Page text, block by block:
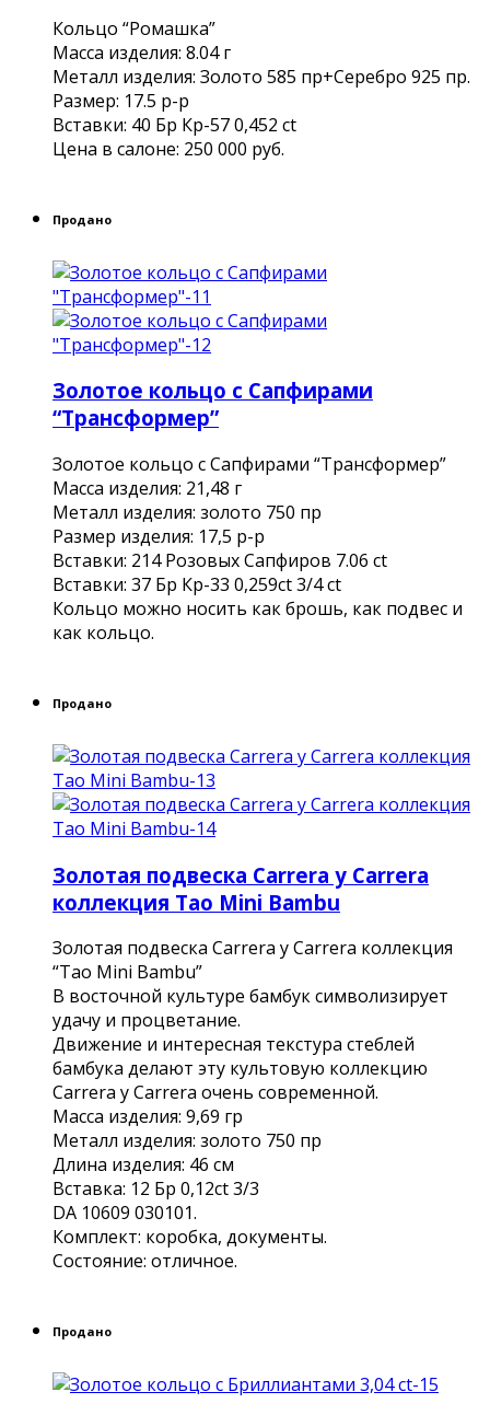
Кольцо “Ромашка”
Масса изделия: 8.04 г
Металл изделия: Золото 585 пр+Серебро 925 пр.
Размер: 17.5 р-р
Вставки: 40 Бр Кр-57 0,452 ct
Цена в салоне: 250 000 руб.
Продано
Золотое кольцо с Сапфирами
“Трансформер”
Золотое кольцо с Сапфирами “Трансформер”
Масса изделия: 21,48 г
Металл изделия: золото 750 пр
Размер изделия: 17,5 р-р
Вставки: 214 Розовых Сапфиров 7.06 ct
Вставки: 37 Бр Кр-33 0,259ct 3/4 ct
Кольцо можно носить как брошь, как подвес и
как кольцо.
Продано
Золотая подвеска Carrera y Carrera
коллекция Tao Mini Bambu
Золотая подвеска Carrera y Carrera коллекция
“Tao Mini Bambu”
В восточной культуре бамбук символизирует
удачу и процветание.
Движение и интересная текстура стеблей
бамбука делают эту культовую коллекцию
Carrera y Carrera очень современной.
Масса изделия: 9,69 гр
Металл изделия: золото 750 пр
Длина изделия: 46 см
Вставка: 12 Бр 0,12сt 3/3
DA 10609 030101.
Комплект: коробка, документы.
Состояние: отличное.
Продано